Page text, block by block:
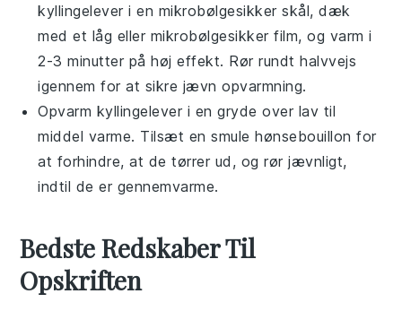
kyllingelever i en mikrobølgesikker skål, dæk
med et låg eller mikrobølgesikker film, og varm i
2-3 minutter på høj effekt. Rør rundt halvvejs
igennem for at sikre jævn opvarmning.
Opvarm kyllingelever i en gryde over lav til
middel varme. Tilsæt en smulehønsebouillon for
at forhindre, at de tørrer ud, og rør jævnligt,
indtil de er gennemvarme.
Bedste Redskaber Til
Opskriften